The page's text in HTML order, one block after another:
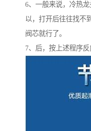
6、一般来说，冷热
以，打开后往往找不
阀芯就行了。
7、后，按上述程序反